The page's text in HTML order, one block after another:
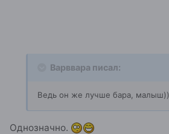
Варввара писал:
Ведь он же лучше бара, малыш))
Однозначно.